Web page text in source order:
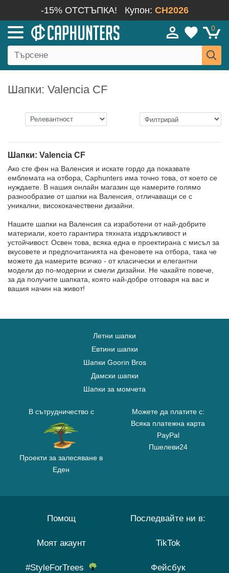
-15% ОТСТЪПКА! Купон: CH2026
0
Шапки: Valencia CF
Шапки: Valencia CF
Ако сте фен на Валенсия и искате гордо да показвате
емблемата на отбора, Caphunters има точно това, от което се
нуждаете. В нашия онлайн магазин ще намерите голямо
разнообразие от шапки на Валенсия, отличаващи се с
уникални, висококачествени дизайни.
Нашите шапки на Валенсия са изработени от най-добрите
материали, което гарантира тяхната издръжливост и
устойчивост. Освен това, всяка една е проектирана с мисъл за
вкусовете и предпочитанията на феновете на отбора, така че
можете да намерите всичко - от класически и елегантни
модели до по-модерни и смели дизайни. Не чакайте повече,
за да получите шапката, която най-добре отговаря на вас и
вашия начин на живот!
Летни шапки
Евтини шапки
Шапки Goorin Bros
Дамски шапки
Шапки за момчета
В сътрудничество с
Проекти за залесяване в
Еден
Можете да платите с:
Всяка платежна карта
PayPal
Пшелеви24
Помощ
Моят акаунт
#StyleForTrees
Последвайте ни в:
TikTok
Фейсбук